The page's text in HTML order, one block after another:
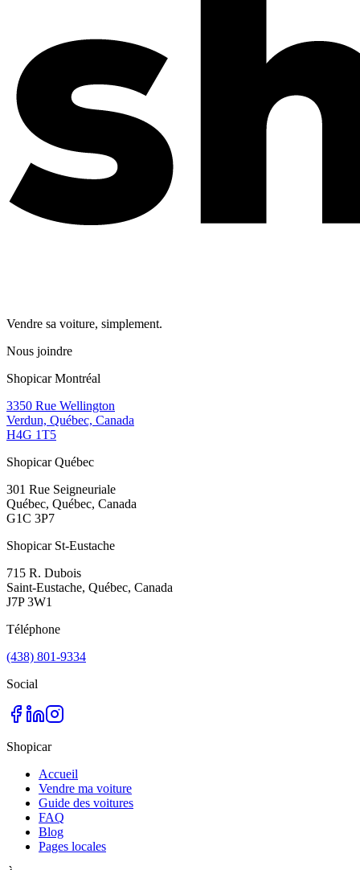
Vendre sa voiture, simplement.
Nous joindre
Shopicar Montréal
3350 Rue Wellington
Verdun, Québec, Canada
H4G 1T5
Shopicar Québec
301 Rue Seigneuriale
Québec, Québec, Canada
G1C 3P7
Shopicar St-Eustache
715 R. Dubois
Saint-Eustache, Québec, Canada
J7P 3W1
Téléphone
(438) 801-9334
Social
Shopicar
Accueil
Vendre ma voiture
Guide des voitures
FAQ
Blog
Pages locales